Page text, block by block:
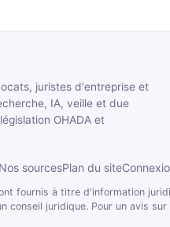
juristes d'entreprise et
IA, veille et due
OHADA et
Nos sourcesPlan du site
fournis à titre d'information
conseil juridique. Pour un avis sur